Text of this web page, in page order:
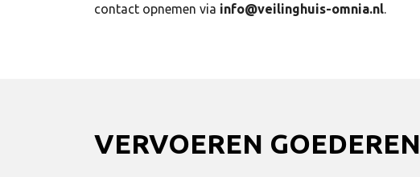
contact opnemen via info@veilinghuis-omnia.nl.
VERVOEREN GOEDEREN